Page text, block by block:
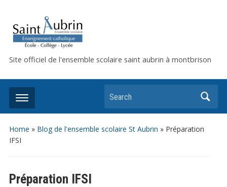
Site officiel de l'ensemble scolaire saint aubrin à montbrison
Search
Home » Blog de l'ensemble scolaire St Aubrin » Préparation
IFSI
Préparation IFSI